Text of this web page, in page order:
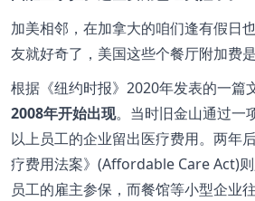
加美相邻，在加拿大的咱们逢有假日
友就好奇了，美国这些个餐厅附加费
根据《纽约时报》2020年发表的一篇
2008年开始出现。当时旧金山通过一
以上员工的企业留出医疗费用。两年
疗费用法案》(Affordable Care Act)
员工的雇主参保，而餐馆等小型企业